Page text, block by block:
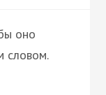
оно
словом.